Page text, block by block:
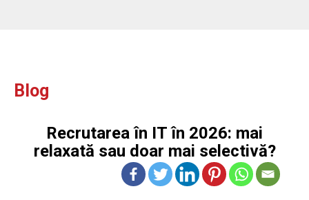
Blog
Recrutarea în IT în 2026: mai
relaxată sau doar mai selectivă?